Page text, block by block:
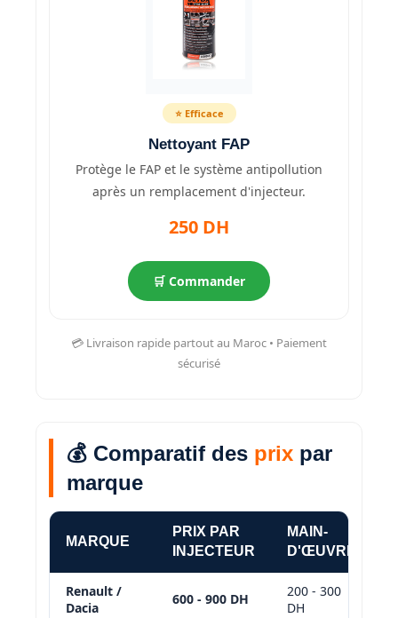
⭐ Efficace
Nettoyant FAP
Protège le FAP et le système antipollution
après un remplacement d'injecteur.
250 DH
🛒 Commander
💳 Livraison rapide partout au Maroc • Paiement
sécurisé
💰 Comparatif des prix par
marque
MARQUE
PRIX PAR
INJECTEUR
MAIN-
D'ŒUVRE
Renault /
Dacia
600 - 900 DH
200 - 300
DH